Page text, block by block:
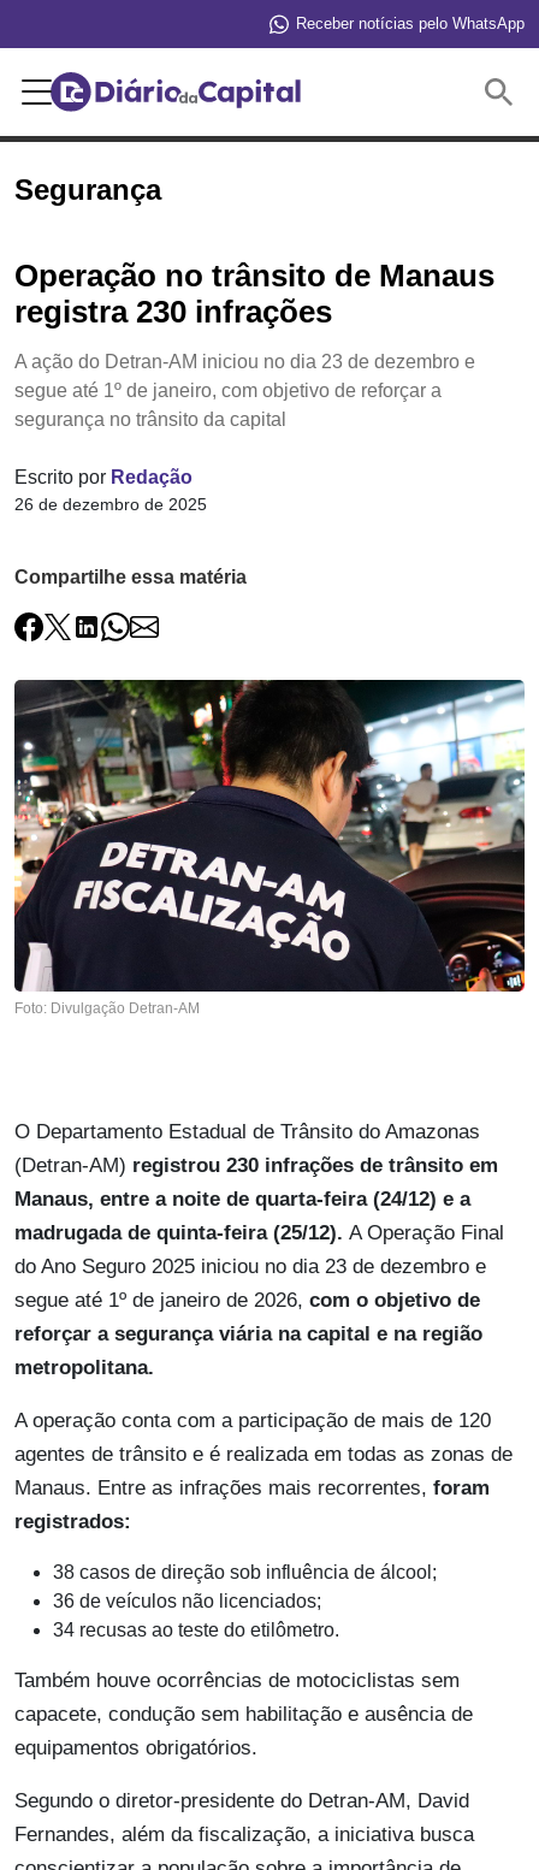
Receber notícias pelo WhatsApp
Segurança
Operação no trânsito de Manaus
registra 230 infrações
A ação do Detran-AM iniciou no dia 23 de dezembro e
segue até 1º de janeiro, com objetivo de reforçar a
segurança no trânsito da capital
Escrito por Redação
26 de dezembro de 2025
Compartilhe essa matéria
Foto: Divulgação Detran-AM
O Departamento Estadual de Trânsito do Amazonas
(Detran-AM) registrou 230 infrações de trânsito em
Manaus, entre a noite de quarta-feira (24/12) e a
madrugada de quinta-feira (25/12). A Operação Final
do Ano Seguro 2025 iniciou no dia 23 de dezembro e
segue até 1º de janeiro de 2026, com o objetivo de
reforçar a segurança viária na capital e na região
metropolitana.
A operação conta com a participação de mais de 120
agentes de trânsito e é realizada em todas as zonas de
Manaus. Entre as infrações mais recorrentes, foram
registrados:
38 casos de direção sob influência de álcool;
36 de veículos não licenciados;
34 recusas ao teste do etilômetro.
Também houve ocorrências de motociclistas sem
capacete, condução sem habilitação e ausência de
equipamentos obrigatórios.
Segundo o diretor-presidente do Detran-AM, David
Fernandes, além da fiscalização, a iniciativa busca